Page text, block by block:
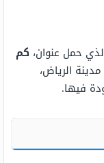
حمل عنوان، كم
الرياض،
فيها.